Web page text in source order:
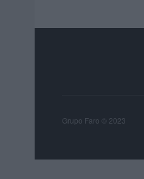
Grupo Faro © 2023